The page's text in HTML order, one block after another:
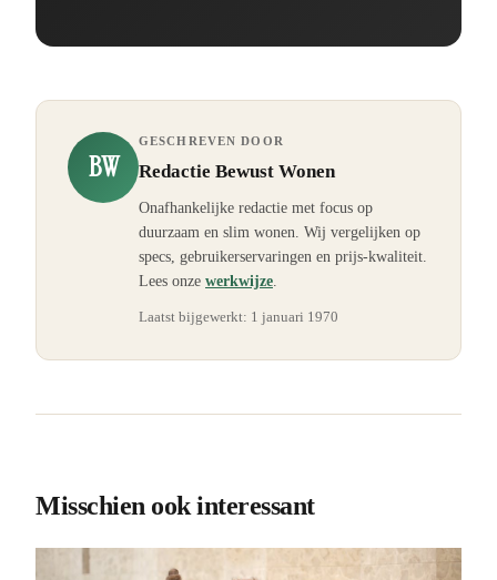
BW
GESCHREVEN DOOR
Redactie Bewust Wonen
Onafhankelijke redactie met focus op
duurzaam en slim wonen. Wij vergelijken op
specs, gebruikerservaringen en prijs-kwaliteit.
Lees onze werkwijze
Laatst bijgewerkt: 1 januari 1970
Misschien ook interessant